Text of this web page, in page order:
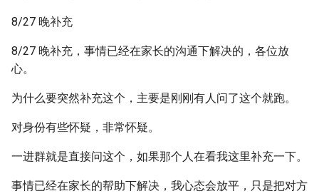
8/27 晚补充
8/27 晚补充，事情已经在家长的沟通下解决的，各位放
心。
为什么要突然补充这个，主要是刚刚有人问了这个就跑。
对身份有些怀疑，非常怀疑。
一进群就是直接问这个，如果那个人在看我这里补充一下。
事情已经在家长的帮助下解决，我心态会放平，只是把对方